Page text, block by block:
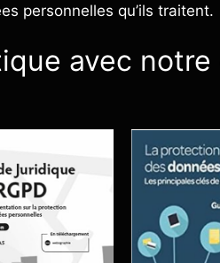
personnelles qu’ils traitent.
avec